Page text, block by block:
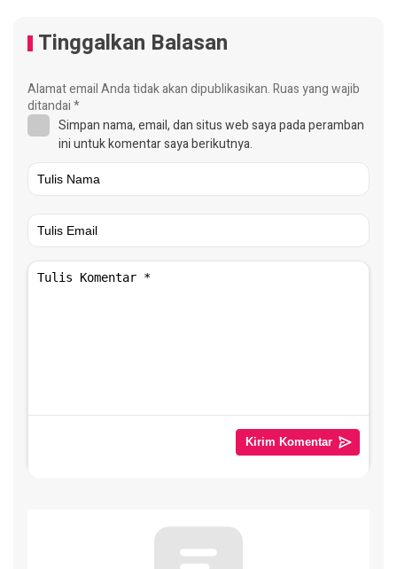
Tinggalkan Balasan
Alamat email Anda tidak akan dipublikasikan.Ruas yang wajib
ditandai*
Simpan nama, email, dan situs web saya pada peramban
ini untuk komentar saya berikutnya.